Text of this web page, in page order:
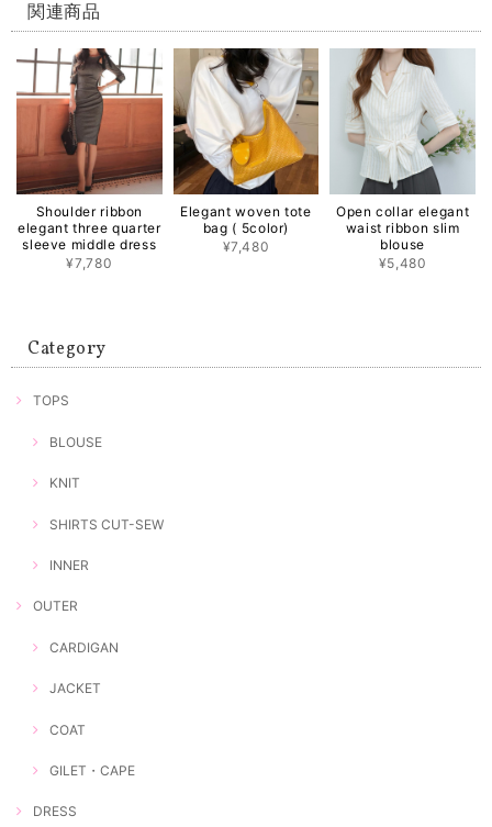
関連商品
Shoulder ribbon
elegant three quarter
sleeve middle dress
¥7,780
Elegant woven tote
bag ( 5color)
¥7,480
Open collar elegant
waist ribbon slim
blouse
¥5,480
Category
TOPS
BLOUSE
KNIT
SHIRTS CUT-SEW
INNER
OUTER
CARDIGAN
JACKET
COAT
GILET・CAPE
DRESS